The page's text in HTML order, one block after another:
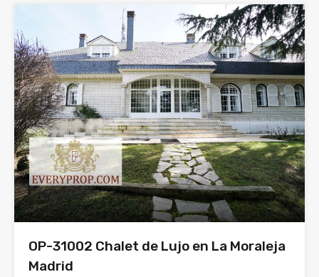
OP-31002 Chalet de Lujo en La Moraleja
Madrid